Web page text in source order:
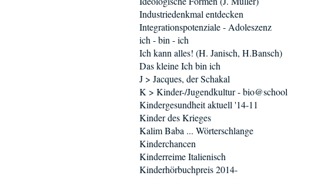
Industriedenkmal entdecken
Integrationspotenziale - Adoleszenz
ich - bin - ich
Ich kann alles! (H. Janisch, H.Bansch)
Das kleine Ich bin ich
J > Jacques, der Schakal
K > Kinder-/Jugendkultur - bio@school
Kindergesundheit aktuell '14-11
Kinder des Krieges
Kalim Baba ... Wörterschlange
Kinderchancen
Kinderreime Italienisch
Kinderhörbuchpreis 2014-